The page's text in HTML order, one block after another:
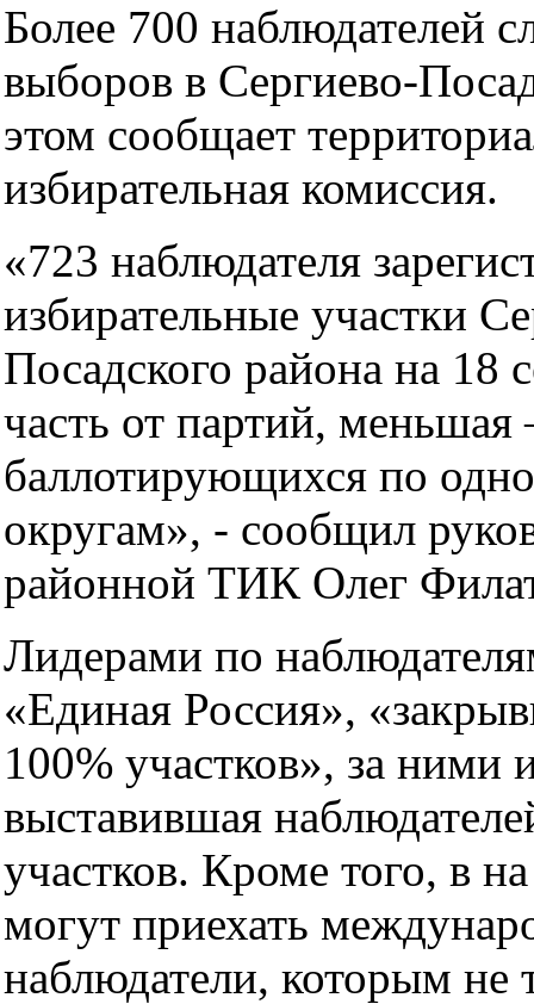
Более 700 наблюдателей
выборов в Сергиево-
этом сообщает
избирательная комиссия.
«723 наблюдателя
избирательные участки
Посадского района на 18
часть от партий, меньшая
баллотирующихся по
округам», - сообщил
районной ТИК Олег
Лидерами по
«Единая Россия»,
100% участков», за ними
выставившая
участков. Кроме того, в
могут приехать
наблюдатели, которым не